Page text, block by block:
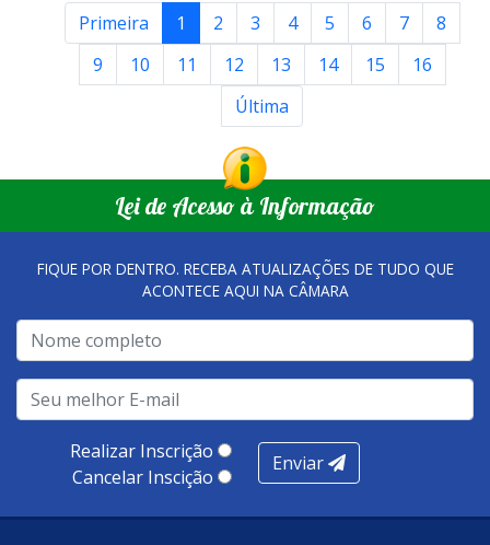
Primeira 1 2 3 4 5 6 7
8
9
10 11 12 13 14 15
16
Última
Lei de Acesso à Informação
FIQUE POR DENTRO. RECEBA ATUALIZAÇÕES DE TUDO QUE
ACONTECE AQUI NA CÂMARA
Realizar Inscrição
Cancelar Inscição
Enviar